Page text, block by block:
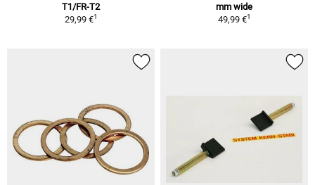
T1/FR-T2
29,99 €1
mm wide
49,99 €1